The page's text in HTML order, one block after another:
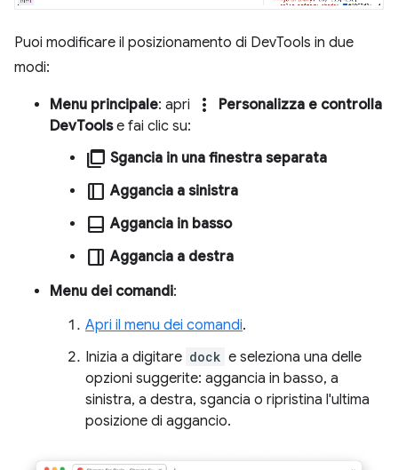
Puoi modificare il posizionamento di DevTools in due
modi:
Menu principale: apri more_vert
Personalizza e controlla
DevToolse fai clic su:
ad_group Sgancia in una finestra separata
dock_to_right Aggancia a sinistra
dock_to_bottom Aggancia in basso
dock_to_left Aggancia a destra
Menu dei comandi:
Apri il menu dei comandi.
Inizia a digitare dock e seleziona una delle
opzioni suggerite: aggancia in basso, a
sinistra, a destra, sgancia o ripristina l'ultima
posizione di aggancio.